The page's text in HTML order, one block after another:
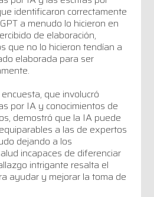
identificaron correctamente
a menudo lo hicieron en
de elaboración,
que no lo hicieron tendían a
elaborada para ser
que involucró
por IA y conocimientos de
demostró que la IA puede
a las de expertos
dejando a los
incapaces de diferenciar
intrigante resalta el
ayudar y mejorar la toma de